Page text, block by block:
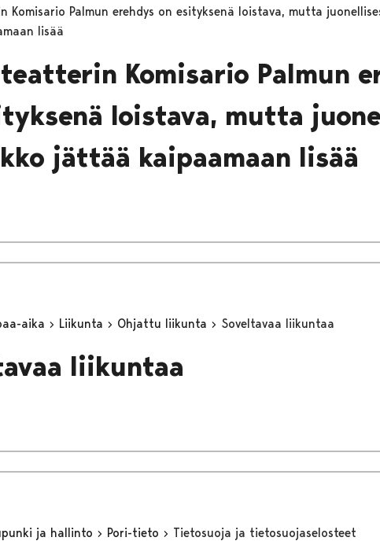
Komisario Palmun erehdys on esityksenä loistava, mutta
lisää
Komisario Palmun
loistava, mutta
jättää kaipaamaan lisää
aika Liikunta Ohjattu liikunta Soveltavaa liikuntaa
liikuntaa
ja hallinto Pori-tieto Tietosuoja ja tietosuojaselosteet